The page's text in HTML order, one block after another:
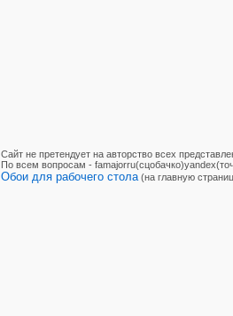
Сайт не претендует на авторство всех
По вcем вопросам -
Обои для рабочего стола (на главную